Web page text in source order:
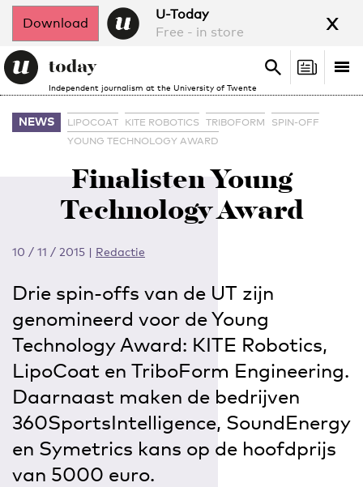
Download
U-Today
Free - in store
x
Independent journalism at the University of Twente
Search
Search
NEWS LIPOCOAT KITE ROBOTICS TRIBOFORM
SPIN-OFF
YOUNG TECHNOLOGY AWARD
Finalisten Young
Technology Award
10 / 11 / 2015 | Redactie
Drie spin-offs van de UT zijn
genomineerd voor de Young
Technology Award: KITE Robotics,
LipoCoat en TriboForm Engineering.
Daarnaast maken de bedrijven
360SportsIntelligence, SoundEnergy
en Symetrics kans op de hoofdprijs
van 5000 euro.